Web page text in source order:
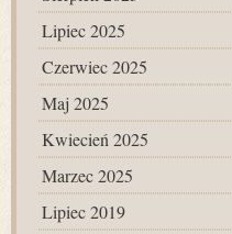
Lipiec 2025
Czerwiec 2025
Maj 2025
Kwiecień 2025
Marzec 2025
Lipiec 2019